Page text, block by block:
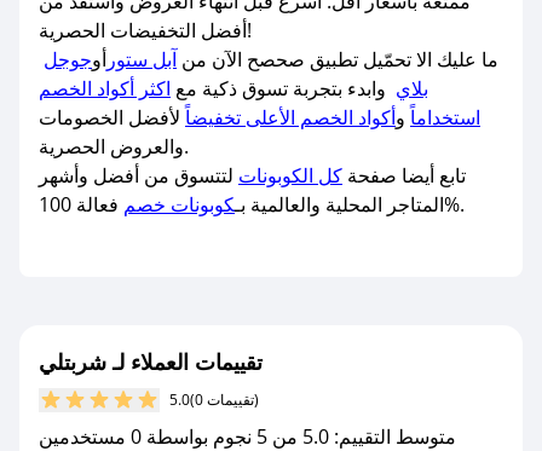
أفضل التخفيضات الحصرية!
ما عليك الا تحمّيل تطبيق صحصح الآن من آبل ستور أوجوجل
بلاي وابدء بتجربة تسوق ذكية مع اكثر أكواد الخصم
استخداماًوأكواد الخصم الأعلى تخفيضاًلأفضل الخصومات
والعروض الحصرية.
تابع أيضا صفحة كل الكوبونات لتتسوق من أفضل وأشهر
المتاجر المحلية والعالمية بـكوبونات خصم فعالة 100%.
تقييمات العملاء لـ شربتلي
5.0 (0 تقييمات)
متوسط التقييم: 5.0 من 5 نجوم بواسطة 0 مستخدمين